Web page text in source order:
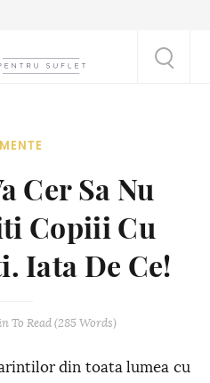
Cer Sa Nu
Copiii Cu
Iata De Ce!
To Read (285 Words)
din toata lumea cu